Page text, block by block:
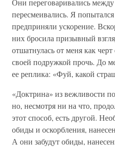
Они переговаривались между
пересмеивались. Я
предприняли ускорение.
них бросила призывный
отшатнулась от меня как
своей подружкой прочь. До
ее реплика: «Фуй, какой
«Доктрина» из вежливости
но, несмотря ни на что,
этот способ, есть другой.
обиды и оскорбления,
А они забудут обиды,